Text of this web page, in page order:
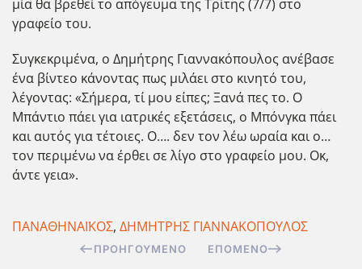
μία θα βρεθεί το απόγευμα της Τρίτης (7/7) στο
γραφείο του.
Συγκεκριμένα, ο Δημήτρης Γιαννακόπουλος ανέβασε
ένα βίντεο κάνοντας πως μιλάει στο κινητό του,
λέγοντας: «Σήμερα, τί μου είπες; Ξανά πες το. Ο
Μπάντιο πάει για ιατρικές εξετάσεις, ο Μπόνγκα πάει
και αυτός για τέτοιες. Ο…. δεν τον λέω ωραία και ο…
τον περιμένω να έρθει σε λίγο στο γραφείο μου. Οκ,
άντε γεια».
ΠΑΝΑΘΗΝΑΪΚΟΣ, ΔΗΜΗΤΡΗΣ ΓΙΑΝΝΑΚΟΠΟΥΛΟΣ
ΠΡΟΗΓΟΎΜΕΝΟ ΕΠΌΜΕΝΟ